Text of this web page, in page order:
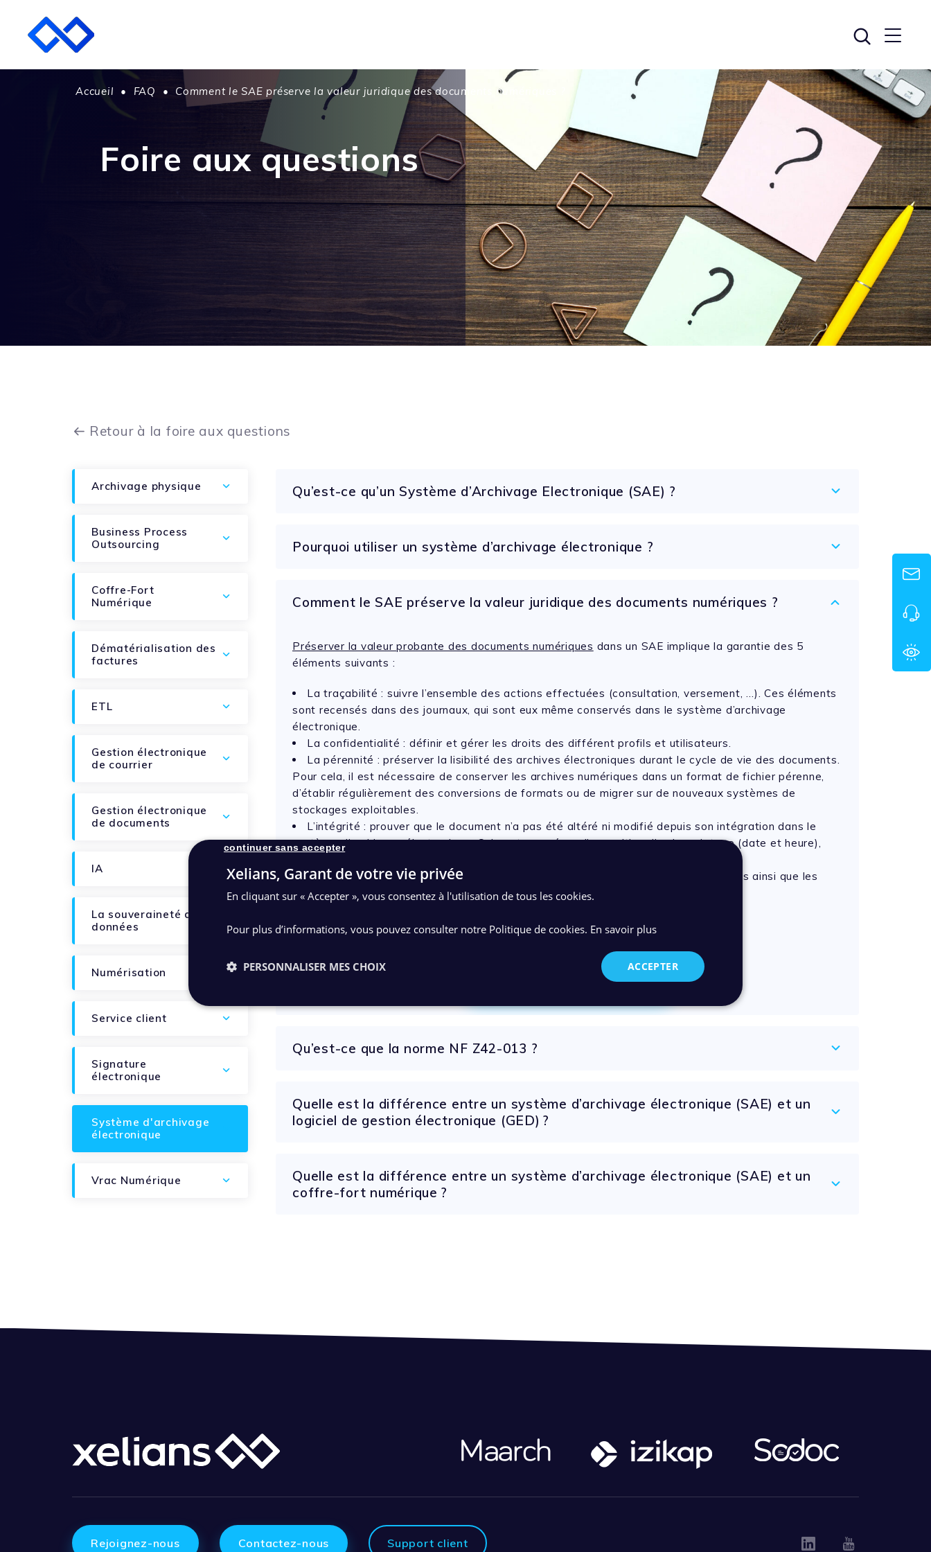
Accueil • FAQ • Comment le SAE préserve la valeur juridique des documents numériques ?
Foire aux questions
Retour à la foire aux questions
Archivage physique
Business Process
Outsourcing
Coffre-Fort
Numérique
Dématérialisation des
factures
ETL
Gestion électronique
de courrier
Gestion électronique
de documents
IA
La souveraineté des
données
Numérisation
Service client
Signature
électronique
Système d'archivage
électronique
Vrac Numérique
Qu’est-ce qu’un Système d’Archivage Electronique (SAE) ?
Pourquoi utiliser un système d’archivage électronique ?
Comment le SAE préserve la valeur juridique des documents numériques ?
Préserver la valeur probante des documents numériques dans un SAE implique la garantie des 5
éléments suivants :
La traçabilité : suivre l’ensemble des actions effectuées (consultation, versement, …). Ces éléments
sont recensés dans des journaux, qui sont eux même conservés dans le système d’archivage
électronique.
La confidentialité : définir et gérer les droits des différent profils et utilisateurs.
La pérennité : préserver la lisibilité des archives électroniques durant le cycle de vie des documents.
Pour cela, il est nécessaire de conserver les archives numériques dans un format de fichier pérenne,
d’établir régulièrement des conversions de formats ou de migrer sur de nouveaux systèmes de
stockages exploitables.
L’intégrité : prouver que le document n’a pas été altéré ni modifié depuis son intégration dans le
système d’archivage électronique. Cela est assuré par l’apposition d’un horodatage (date et heure),
La réversibilité : récupérer à tout moment l’ensemble de vos archives électroniques ainsi que les
éléments associés (données, journaux, empreintes, …).
Découvrez notre SAE X-AM
Découvrez notre démo produit
Qu’est-ce que la norme NF Z42-013 ?
Quelle est la différence entre un système d’archivage électronique (SAE) et un
logiciel de gestion électronique (GED) ?
Quelle est la différence entre un système d’archivage électronique (SAE) et un
coffre-fort numérique ?
Rejoignez-nous Contactez-nous Support client Linkedin
Xelians, Garant de votre vie privée
En cliquant sur « Accepter », vous consentez à l'utilisation de tous les cookies.
Pour plus d’informations, vous pouvez consulter notre Politique de cookies. En savoir plus
ACCEPTER
continuer sans accepter
PERSONNALISER MES CHOIX